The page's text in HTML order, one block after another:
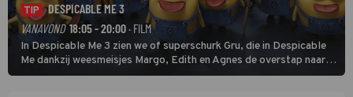
TIP
DESPICABLE ME 3
VANAVOND 18:05 - 20:00· FILM
In Despicable Me 3 zien we of superschurk Gru, die in Despicable
Me dankzij weesmeisjes Margo, Edith en Agnes de overstap naar
het rechte pad maakte, ook op dat pad weet te blijven.